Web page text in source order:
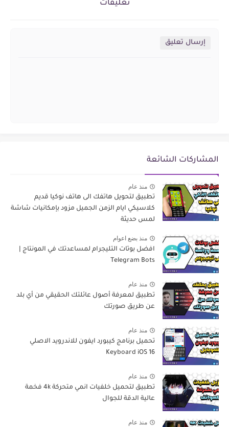
تعليقات
إرسال تعليق
المشاركات الشائعة
منذ عام
تطبيق لتحويل هاتفك الى هاتف نوكيا قديم
كلاسيكي ايام الزمن الجميل مزود بإمكانيات شاشة
لمس حديثة
منذ بضع اعوام
افضل بوتات التليجرام لمساعدتك في المونتاج |
Telegram Bots
منذ عام
تطبيق لمعرفة أصول عائلتك الحقيقي من أي بلد
عن طريق صورتك
منذ عام
تحميل برنامج كيبورد ايفون للاندرويد الاصلي
Keyboard iOS 16
منذ عام
تطبيق لتحميل خلفيات انمي متحركة 4k فخمة
عالية الدقة للجوال
منذ عام